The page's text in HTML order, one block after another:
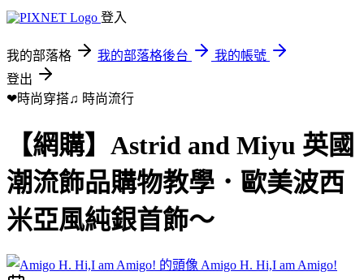
登入
我的部落格 我的部落格後台
我的帳號
登出
❤時尚穿搭♫ 時尚流行
【網購】Astrid and Miyu 英國
潮流飾品購物教學．歐美波西
米亞風純銀首飾～
Amigo H. Hi,I am Amigo!